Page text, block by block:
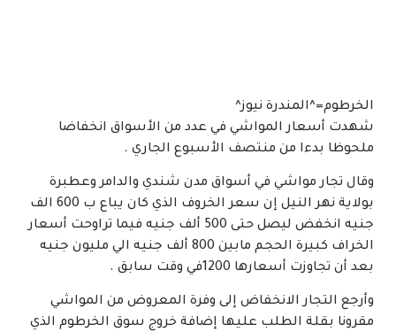
الخرطوم=^المندرة نيوز^
شهدت أسعار المواشي في عدد من الأسواق انخفاضا
ملحوظا بدءا من منتصف الأسبوع الجاري .
وقال تجار مواشي في أسواق مدن شندي والدامر وعطبرة
بولاية نهر النيل إن سعر الخروف الذي كان يباع ب 600 الف
جنيه انخفض ليصل حتى 500 ألف جنيه فيما تراوحت أسعار
الخراف كبيرة الحجم مابين 800 ألف جنيه الي مليون جنيه
بعد أن تجاوزت أسعارها 1200في وقت سابق .
وأرجع التجار الانخفاض إلى وفرة المعروض من المواشي
مقرونا بقلة الطلب عليها إضافة خروج سوق الخرطوم الذي